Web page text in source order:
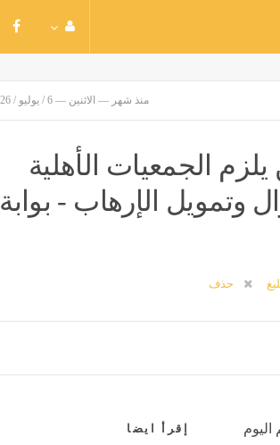
منذ شهر — الاثنين — 6 / يوليو / 2026
الجمعيات الأهلية
وتمويل الإرهاب - بوابة
حذف
إقرأ ايضا